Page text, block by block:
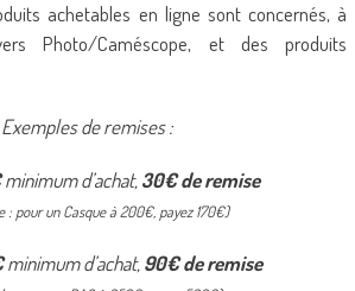
achetables en ligne sont concernés, à
Photo/Caméscope, et des produits
Exemples de remises :
minimum d’achat, 30€ de remise
: pour un Casque à 200€, payez 170€)
minimum d’achat, 90€ de remise